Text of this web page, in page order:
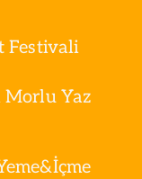
Festivali
Morlu Yaz